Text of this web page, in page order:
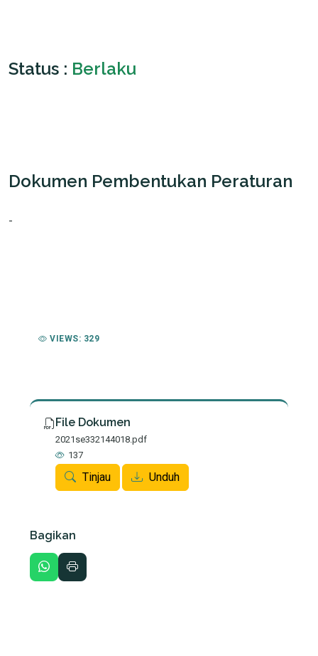
Status : Berlaku
Dokumen Pembentukan Peraturan
-
VIEWS: 329
File Dokumen
2021se332144018.pdf
137
Tinjau Unduh
Bagikan